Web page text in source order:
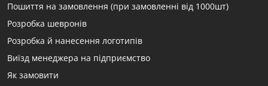
Пошиття на замовлення (при замовленні від 1000шт)
Розробка шевронів
Розробка й нанесення логотипів
Виїзд менеджера на підприємство
Як замовити